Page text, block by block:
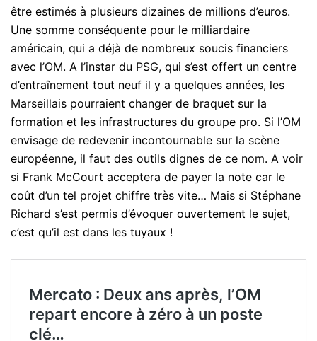
être estimés à plusieurs dizaines de millions d’euros.
Une somme conséquente pour le milliardaire
américain, qui a déjà de nombreux soucis financiers
avec l’OM. A l’instar du PSG, qui s’est offert un centre
d’entraînement tout neuf il y a quelques années, les
Marseillais pourraient changer de braquet sur la
formation et les infrastructures du groupe pro. Si l’OM
envisage de redevenir incontournable sur la scène
européenne, il faut des outils dignes de ce nom. A voir
si Frank McCourt acceptera de payer la note car le
coût d’un tel projet chiffre très vite… Mais si Stéphane
Richard s’est permis d’évoquer ouvertement le sujet,
c’est qu’il est dans les tuyaux !
Mercato : Deux ans après, l’OM
repart encore à zéro à un poste
clé…